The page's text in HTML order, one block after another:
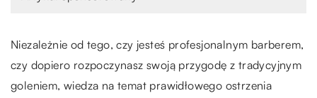
Niezależnie od tego, czy jesteś profesjonalnym barberem,
czy dopiero rozpoczynasz swoją przygodę z tradycyjnym
goleniem, wiedza na temat prawidłowego ostrzenia